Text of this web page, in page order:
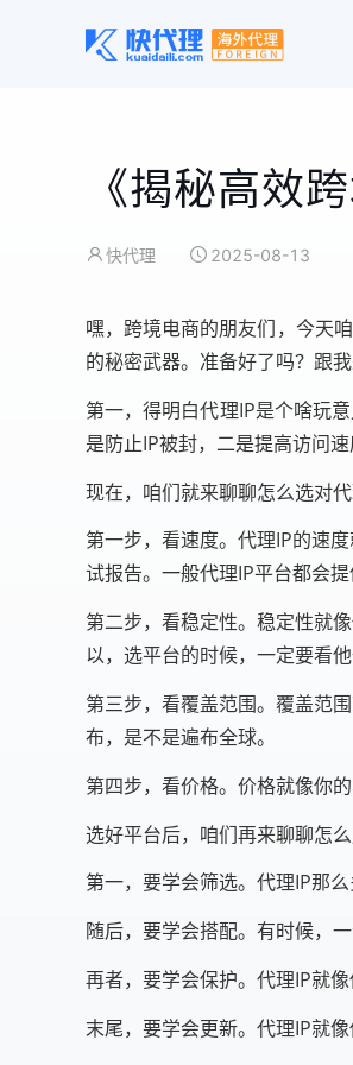
《揭秘高效
快代理 2025-08-13
嘿，跨境电商的朋友们，今天
的秘密武器。准备好了吗？跟
第一，得明白代理IP是个啥玩
是防止IP被封，二是提高访问速
现在，咱们就来聊聊怎么选对
第一步，看速度。代理IP的速
试报告。一般代理IP平台都会
第二步，看稳定性。稳定性就
以，选平台的时候，一定要看他
第三步，看覆盖范围。覆盖范
布，是不是遍布全球。
第四步，看价格。价格就像你
选好平台后，咱们再来聊聊怎
第一，要学会筛选。代理IP那
随后，要学会搭配。有时候，
再者，要学会保护。代理IP就
末尾，要学会更新。代理IP就